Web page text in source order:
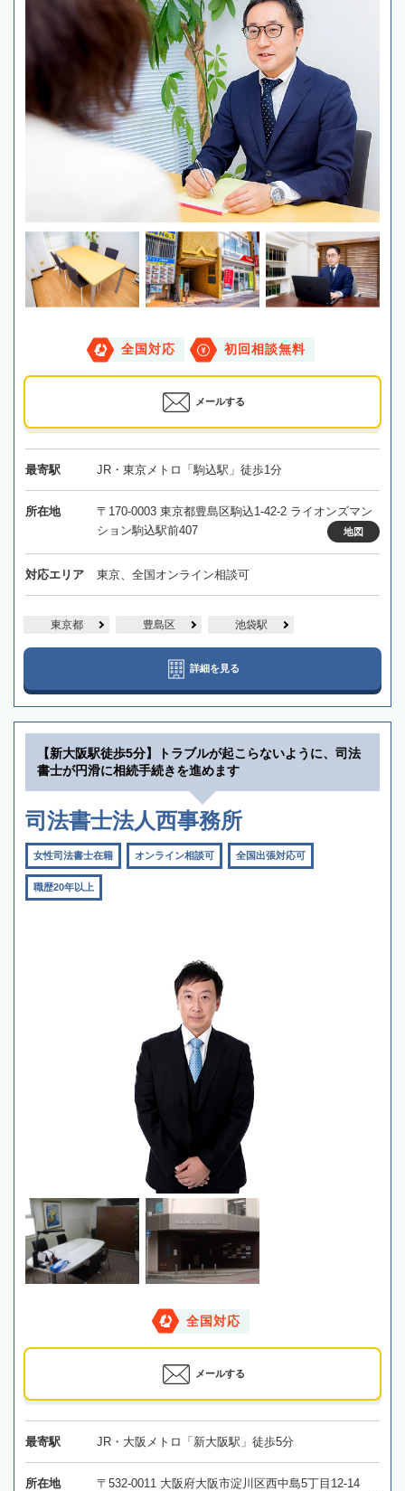
全国対応 初回相談無料
メールする
最寄駅 JR・東京メトロ「駒込駅」徒歩1分
所在地
〒170-0003 東京都豊島区駒込1-42-2 ライオンズマン
ション駒込駅前407
地図
対応エリア 東京、全国オンライン相談可
東京都 豊島区 池袋駅
詳細を見る
【新大阪駅徒歩5分】トラブルが起こらないように、司法
書士が円滑に相続手続きを進めます
司法書士法人西事務所
女性司法書士在籍 オンライン相談可 全国出張対応可
職歴20年以上
全国対応
メールする
最寄駅 JR・大阪メトロ「新大阪駅」徒歩5分
所在地
〒532-0011 大阪府大阪市淀川区西中島5丁目12-14